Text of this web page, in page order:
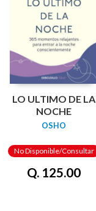
LO ULTIMO DE LA
NOCHE
OSHO
No Disponible/Consultar
Q. 125.00